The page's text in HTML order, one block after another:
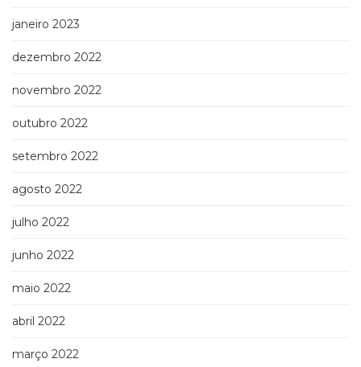
janeiro 2023
dezembro 2022
novembro 2022
outubro 2022
setembro 2022
agosto 2022
julho 2022
junho 2022
maio 2022
abril 2022
março 2022